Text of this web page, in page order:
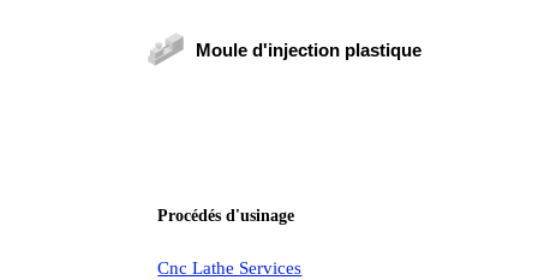
Moule d'injection plastique
Procédés d'usinage
Cnc Lathe Services